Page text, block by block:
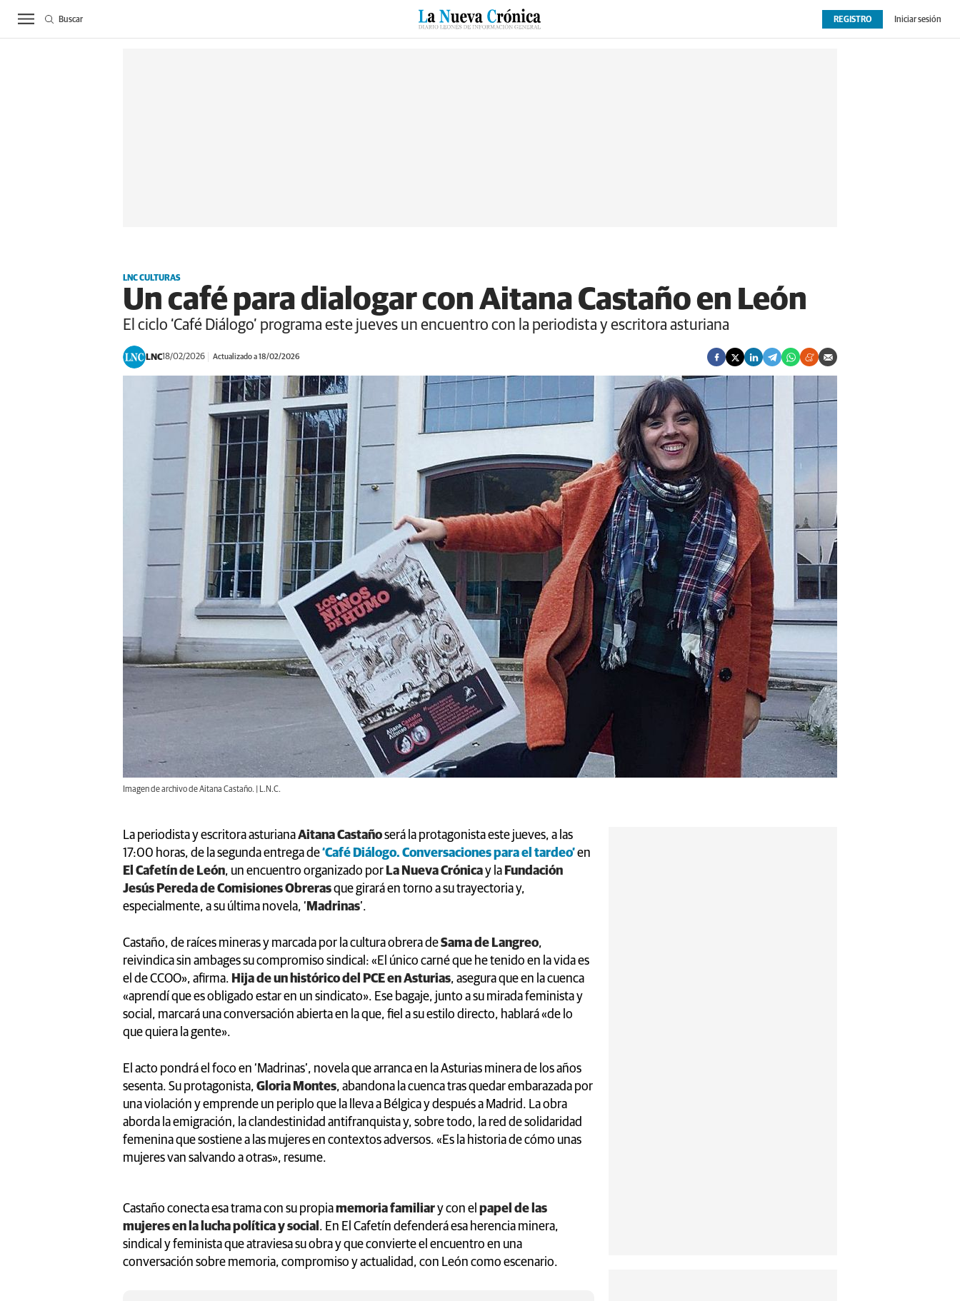
ACTUALIDAD BIERZO SUCESOS CULTURAS ESPECIALES DEPORTES OPINIÓN EXTRAS
REGISTRO Iniciar sesión
Buscar
LNC CULTURAS
Un café para dialogar con Aitana Castaño en León
El ciclo ‘Café Diálogo’ programa este jueves un encuentro con la periodista y escritora asturiana
LNC18/02/2026 Actualizado a 18/02/2026
Imagen de archivo de Aitana Castaño. | L.N.C.
La periodista y escritora asturianaAitana Castañoserá la protagonista este jueves, a las
17:00 horas, de la segunda entrega de‘Café Diálogo. Conversaciones para el tardeo’en
El Cafetín de León, un encuentro organizado por La Nueva Crónicay la Fundación
Jesús Pereda de Comisiones Obrerasque girará en torno a su trayectoria y,
especialmente, a su última novela, ‘ Madrinas’.
Castaño, de raíces mineras y marcada por la cultura obrera deSama de Langreo,
reivindica sin ambages su compromiso sindical: «El único carné que he tenido en la vida es
el de CCOO», afirma. Hija de un histórico del PCE en Asturias, asegura que en la cuenca
«aprendí que es obligado estar en un sindicato». Ese bagaje, junto a su mirada feminista y
social, marcará una conversación abierta en la que, fiel a su estilo directo, hablará «de lo
que quiera la gente».
El acto pondrá el foco en ‘Madrinas’, novela que arranca en la Asturias minera de los años
sesenta. Su protagonista, Gloria Montes, abandona la cuenca tras quedar embarazada por
una violación y emprende un periplo que la lleva a Bélgica y después a Madrid. La obra
aborda la emigración, la clandestinidad antifranquista y, sobre todo, la red de solidaridad
femenina que sostiene a las mujeres en contextos adversos. «Es la historia de cómo unas
mujeres van salvando a otras», resume.
Castaño conecta esa trama con su propiamemoria familiary con el papel de las
mujeres en la lucha política y social . En El Cafetín defenderá esa herencia minera,
sindical y feminista que atraviesa su obra y que convierte el encuentro en una
conversación sobre memoria, compromiso y actualidad, con León como escenario.